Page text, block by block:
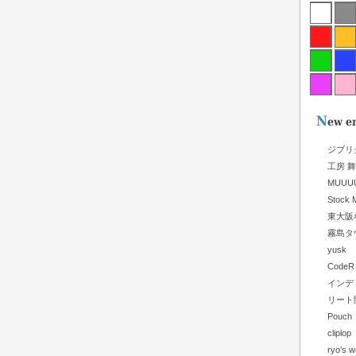
ジブリ
工房
Stock
東大阪
霧島タ
yusk
CodeR
インデ
リー
Pouch
cliplop
ryo’s